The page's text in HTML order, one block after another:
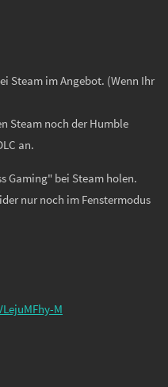
Steam im Angebot. (Wenn Ihr
Steam noch der Humble
an.
Gaming" bei Steam holen.
nur noch im Fenstermodus
M